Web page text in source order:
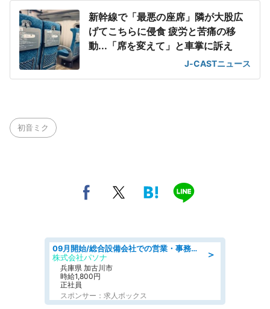
新幹線で「最悪の座席」隣が大股広
げてこちらに侵食 疲労と苦痛の移
動...「席を変えて」と車掌に訴え
J-CASTニュース
初音ミク
＞
09月開始/総合設備会社での営業・事務のお仕事/車通勤可/賞与あり/営業/営業事務
株式会社パソナ
兵庫県 加古川市
時給1,800円
正社員
スポンサー：求人ボックス